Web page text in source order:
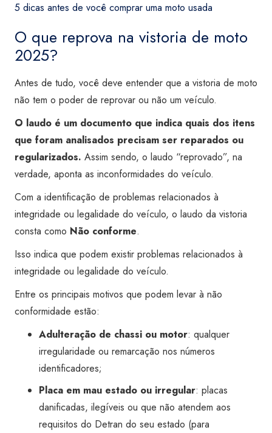
5 dicas antes de você comprar uma moto usada
O que reprova na vistoria de moto
2025?
Antes de tudo, você deve entender que a vistoria de moto
não tem o poder de reprovar ou não um veículo.
O laudo é um documento que indica quais dos itens
que foram analisados precisam ser reparados ou
regularizados. Assim sendo, o laudo “reprovado”, na
verdade, aponta as inconformidades do veículo.
Com a identificação de problemas relacionados à
integridade ou legalidade do veículo, o laudo da vistoria
consta como Não conforme.
Isso indica que podem existir problemas relacionados à
integridade ou legalidade do veículo.
Entre os principais motivos que podem levar à não
conformidade estão:
Adulteração de chassi ou motor: qualquer
irregularidade ou remarcação nos números
identificadores;
Placa em mau estado ou irregular: placas
danificadas, ilegíveis ou que não atendem aos
requisitos do Detran do seu estado (para